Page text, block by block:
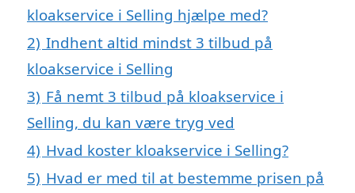
kloakservice i Selling hjælpe med?
2) Indhent altid mindst 3 tilbud på
kloakservice i Selling
3) Få nemt 3 tilbud på kloakservice i
Selling, du kan være tryg ved
4) Hvad koster kloakservice i Selling?
5) Hvad er med til at bestemme prisen på